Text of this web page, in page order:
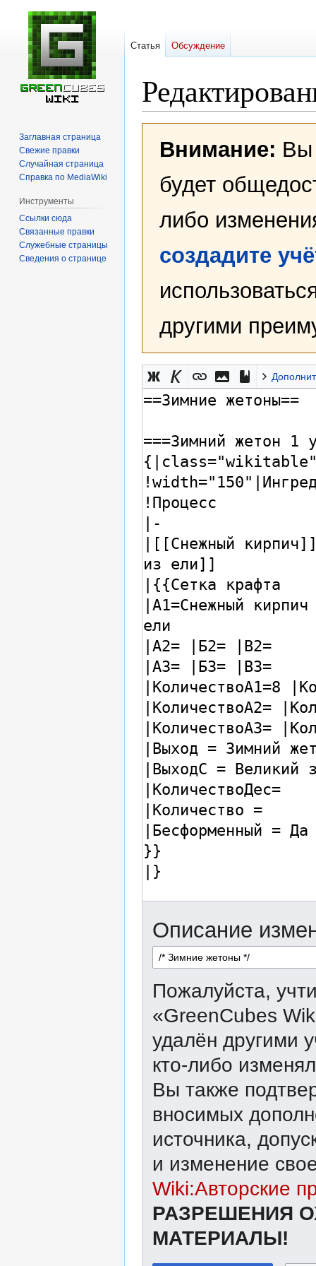
Внимание: Вы
будет
либо
создадите
другими
Описание
Пожалуйста,
«GreenCubes
удалён другими
кто-либо
Вы также
вносимых
источника,
и изменение
Wiki:Авторские
РАЗРЕШЕНИЯ
МАТЕРИАЛЫ!
Статья Обсуждение
Заглавная страница
Свежие правки
Случайная страница
Справка по MediaWiki
Инструменты
Ссылки сюда
Связанные правки
Служебные страницы
Сведения о странице